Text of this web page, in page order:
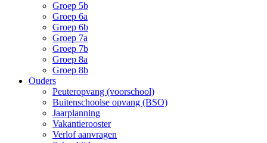
Groep 5b
Groep 6a
Groep 6b
Groep 7a
Groep 7b
Groep 8a
Groep 8b
Ouders
Peuteropvang (voorschool)
Buitenschoolse opvang (BSO)
Jaarplanning
Vakantierooster
Verlof aanvragen